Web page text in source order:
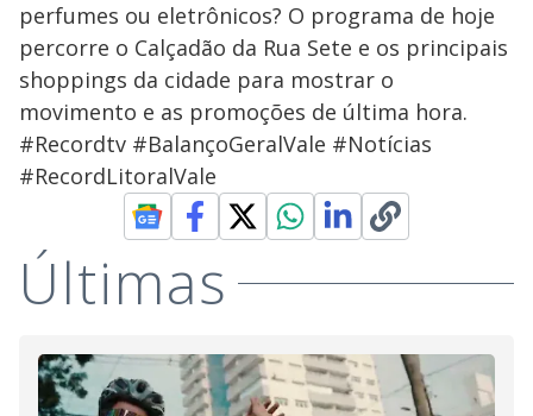
perfumes ou eletrônicos? O programa de hoje
percorre o Calçadão da Rua Sete e os principais
shoppings da cidade para mostrar o
movimento e as promoções de última hora.
#Recordtv #BalançoGeralVale #Notícias
#RecordLitoralVale
Últimas